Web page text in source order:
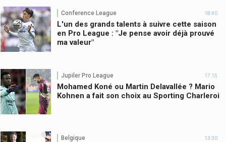
Conference League 18:40
L'un des grands talents à suivre cette saison
en Pro League : "Je pense avoir déjà prouvé
ma valeur"
Jupiler Pro League 17:15
Mohamed Koné ou Martin Delavallée ? Mario
Kohnen a fait son choix au Sporting Charleroi
Belgique 13:30